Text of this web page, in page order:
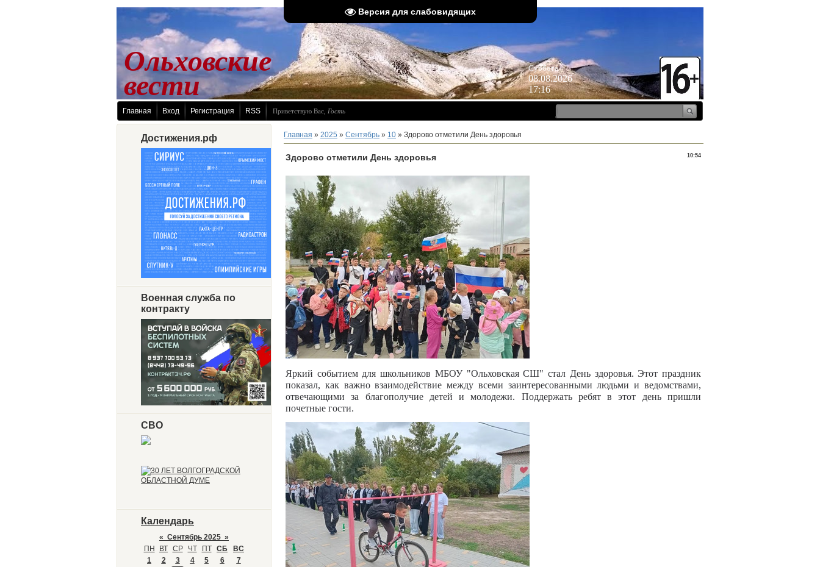
Версия для слабовидящих
Суббота
08.08.2026
17:16
Ольховские
вести
Главная Вход Регистрация RSS Приветствую Вас Гость
Достижения.рф
Военная служба по
контракту
СВО
Календарь
« Сентябрь 2025 »
ПН
ВТ СР ЧТ ПТ СБ
ВС
1
2 3 4 5 6
7
Главная » 2025 » Сентябрь » 10 » Здорово отметили День здоровья
10:54
Здорово отметили День здоровья
Яркий событием для школьников МБОУ "Ольховская СШ" стал День здоровья. Этот праздник
показал, как важно взаимодействие между всеми заинтересованными людьми и ведомствами,
отвечающими за благополучие детей и молодежи. Поддержать ребят в этот день пришли
почетные гости.